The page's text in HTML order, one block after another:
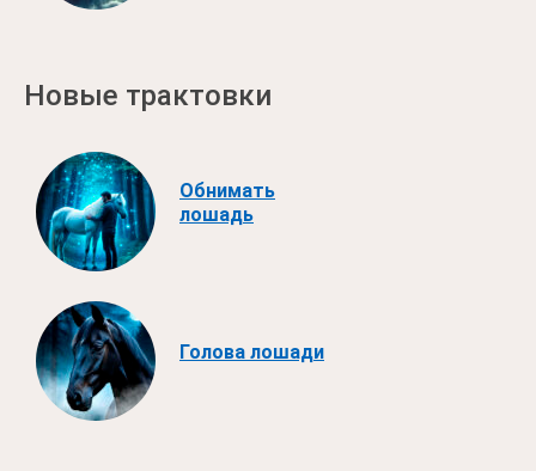
Новые трактовки
Обнимать
лошадь
Голова лошади